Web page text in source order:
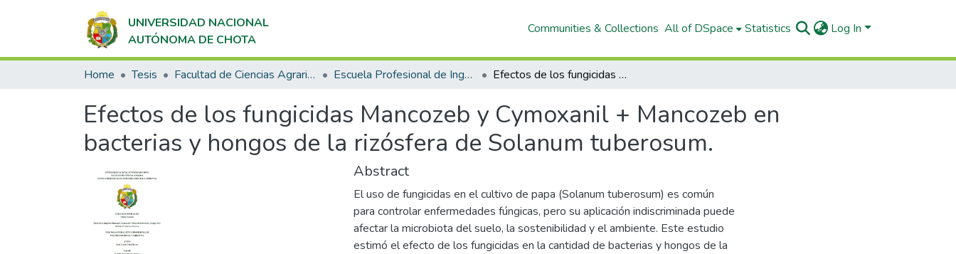
UNIVERSIDAD NACIONAL
AUTÓNOMA DE CHOTA
Communities & Collections All of DSpace Statistics Log In
Home Tesis Facultad de Ciencias Agrarias Escuela Profesional de Ingeniería Forestal y Ambiental Efectos de los fungicidas Mancozeb y Cymoxanil + Mancozeb en bacterias y hongos de la rizósfera de Solanum tuberosum.
Efectos de los fungicidas Mancozeb y Cymoxanil + Mancozeb en
bacterias y hongos de la rizósfera de Solanum tuberosum.
Abstract
El uso de fungicidas en el cultivo de papa (Solanum tuberosum) es común
para controlar enfermedades fúngicas, pero su aplicación indiscriminada puede
afectar la microbiota del suelo, la sostenibilidad y el ambiente. Este estudio
estimó el efecto de los fungicidas en la cantidad de bacterias y hongos de la